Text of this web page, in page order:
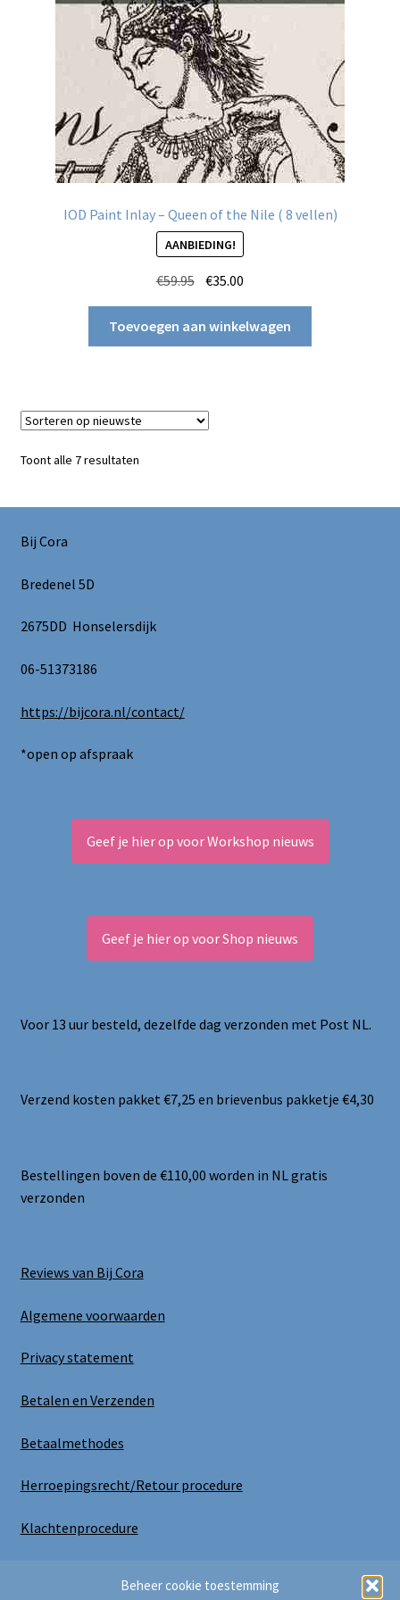
Beheer cookie toestemming
IOD Paint Inlay – Queen of the Nile ( 8 vellen)
AANBIEDING!
€59.95 Oorspronkelijke
prijs
was:
€59.95.
€35.00
prijs
is:
€35.00.
Toevoegen aan winkelwagen
Toont alle 7 resultatenGesorteerd
Bij Cora
Bredenel 5D
2675DD Honselersdijk
06-51373186
https://bijcora.nl/contact/
*open op afspraak
Geef je hier op voor Workshop nieuws
Geef je hier op voor Shop nieuws
Voor 13 uur besteld, dezelfde dag verzonden met Post NL.
Verzend kosten pakket €7,25 en brievenbus pakketje €4,30
Bestellingen boven de €110,00 worden in NL gratis
verzonden
Reviews van Bij Cora
Algemene voorwaarden
Privacy statement
Betalen en Verzenden
Betaalmethodes
Herroepingsrecht/Retour procedure
Klachtenprocedure